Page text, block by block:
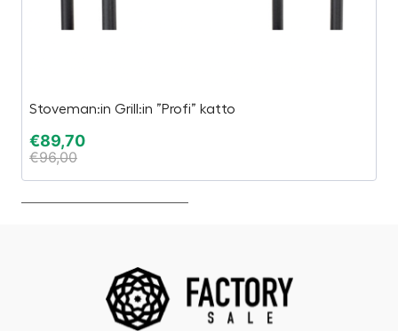
Stoveman:in Grill:in ”Profi” katto
€89,70
€96,00